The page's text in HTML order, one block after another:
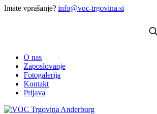
Imate vprašanje? info@voc-trgovina.si
search
O nas
Zaposlovanje
Fotogalerija
Kontakt
Prijava